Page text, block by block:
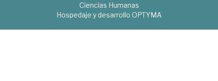
Ciencias Humanas
Hospedaje y desarrollo OPTYMA